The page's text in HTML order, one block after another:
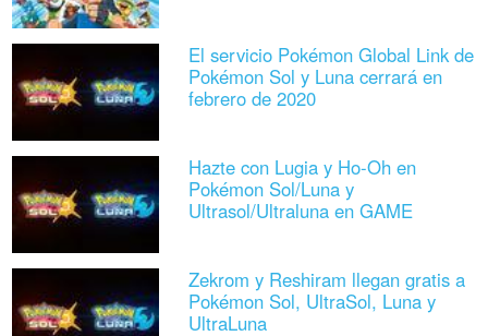
El servicio Pokémon Global Link de
Pokémon Sol y Luna cerrará en
febrero de 2020
Hazte con Lugia y Ho-Oh en
Pokémon Sol/Luna y
Ultrasol/Ultraluna en GAME
Zekrom y Reshiram llegan gratis a
Pokémon Sol, UltraSol, Luna y
UltraLuna